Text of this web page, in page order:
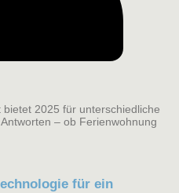
2025 für unterschiedliche
– ob Ferienwohnung
für ein